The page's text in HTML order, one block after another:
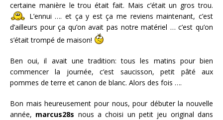
certaine manière le trou était fait. Mais c’était un gros trou.
L’ennui …. et ça y est ça me reviens maintenant, c’est
d’ailleurs pour ça qu’on avait pas notre matériel … c’est qu’on
s’était trompé de maison!
Ben oui, il avait une tradition: tous les matins pour bien
commencer la journée, c’est saucisson, petit pâté aux
pommes de terre et canon de blanc. Alors des fois ….
Bon mais heureusement pour nous, pour débuter la nouvelle
année, marcus28s nous a choisi un petit jeu original dans